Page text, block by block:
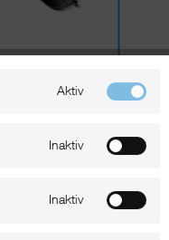
Halterung mit Saugnapf
Aktiv
Inaktiv
Inaktiv